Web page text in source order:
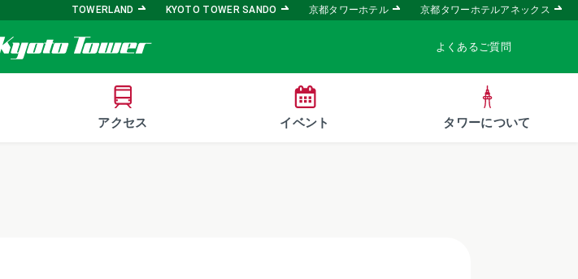
TOWERLAND KYOTO TOWER SANDO 京都タワーホテル 京都タワーホテルアネックス
よくあるご質問
アクセス イベント タワーについて